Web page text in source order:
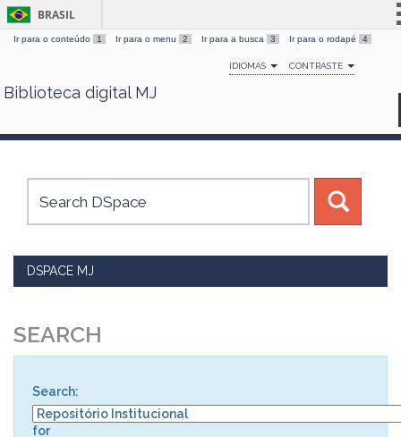
Skip
BRASIL
Simplifique!
Comunica BR
Canais
Ir para o conteúdo 1 Ir para o menu 2 Ir para a busca 3 Ir para o rodapé 4
IDIOMAS CONTRASTE
Biblioteca digital MJ
DSPACE MJ
SEARCH
Search:
for